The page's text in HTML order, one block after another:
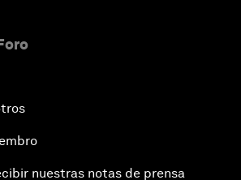
nuestras notas de prensa